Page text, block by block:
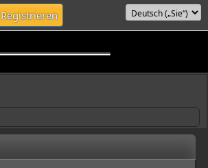
Registrieren